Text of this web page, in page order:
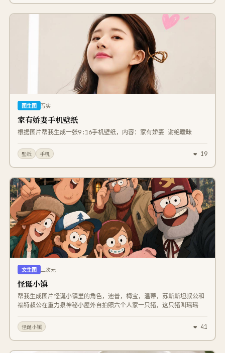
负山河 文字居中排列，书法遒劲有力，具有飞白效果，白色字体，带
轻微阴影，与背景融合自然。 海报底部加入红色丝绸飘带，真实绸缎
质感，占画面约20%，光泽细腻，层次丰富。 红绸中央使用白色书法字
色，庄严、大气、国家级宣传海报风格，真实摄影，商业广告设计，超
高清8K，HDR，电影级光影，超高细节，排版工整，文字清晰准确，无
图生图 写实
家有娇妻手机壁纸
根据图片帮我生成一张9:16手机壁纸，内容：家有娇妻 谢绝暧昧
壁纸 手机 ❤ 19
文生图 二次元
怪诞小镇
帮我生成图片怪诞小镇里的角色，迪普，梅宝，温蒂，苏斯斯坦叔公和
福特叔公在重力泉神秘小屋外自拍照六个人家一只猪，这只猪叫瑶瑶
怪诞小镇 ❤ 41